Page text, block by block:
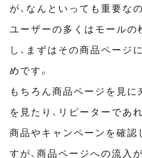
が、なんといっても重要な
ユーザーの多くはモールの
し、まずはその商品ページ
めです。
もちろん商品ページを見
を見たり、リピーターであ
商品やキャンペーンを確認
すが、商品ページへの流入